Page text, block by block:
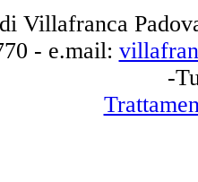
Villafranca
- e.mail:
-